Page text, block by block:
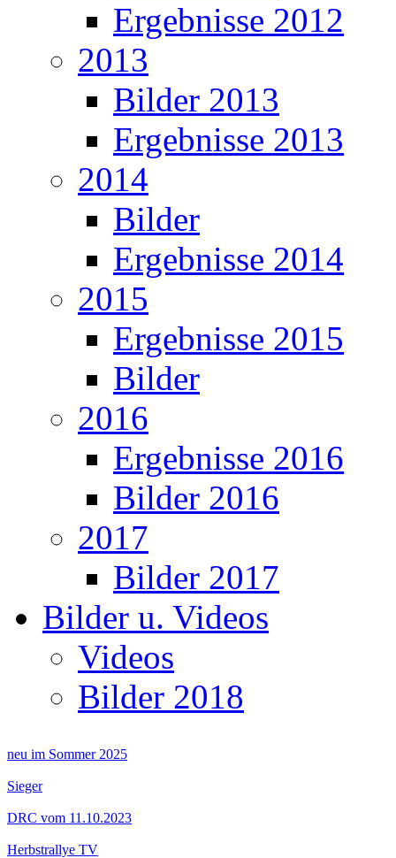
Ergebnisse 2012
2013
Bilder 2013
Ergebnisse 2013
2014
Bilder
Ergebnisse 2014
2015
Ergebnisse 2015
Bilder
2016
Ergebnisse 2016
Bilder 2016
2017
Bilder 2017
Bilder u. Videos
Videos
Bilder 2018
neu im Sommer 2025
Sieger
DRC vom 11.10.2023
Herbstrallye TV